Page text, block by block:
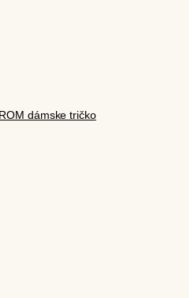
dámske tričko